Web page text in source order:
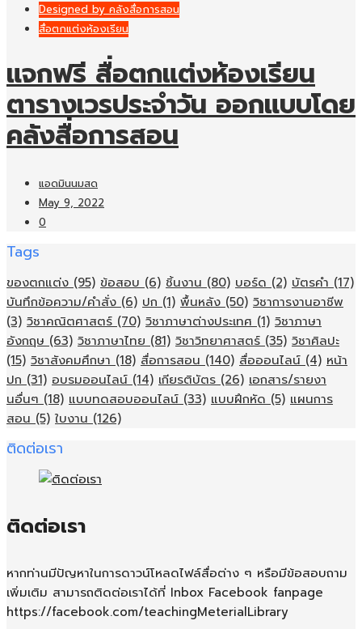
Designed by คลังสื่อการสอน
สื่อตกแต่งห้องเรียน
แจกฟรี สื่อตกแต่งห้องเรียน
ตารางเวรประจำวัน ออกแบบโดย
คลังสื่อการสอน
แอดมินนมสด
May 9, 2022
0
Tags
ของตกแต่ง (95) ข้อสอบ (6) ชิ้นงาน (80) บอร์ด (2) บัตรคำ (17)
บันทึกข้อความ/คำสั่ง (6) ปก (1) พื้นหลัง (50) วิชาการงานอาชีพ
(3) วิชาคณิตศาสตร์ (70) วิชาภาษาต่างประเทศ (1) วิชาภาษา
อังกฤษ (63) วิชาภาษาไทย (81) วิชาวิทยาศาสตร์ (35) วิชาศิลปะ
(15) วิชาสังคมศึกษา (18) สื่อการสอน (140) สื่อออนไลน์ (4) หน้า
ปก (31) อบรมออนไลน์ (14) เกียรติบัตร (26) เอกสาร/รายงา
นอื่นๆ (18) แบบทดสอบออนไลน์ (33) แบบฝึกหัด (5) แผนการ
สอน (5) ใบงาน (126)
ติดต่อเรา
ติดต่อเรา
หากท่านมีปัญหาในการดาวน์โหลดไฟล์สื่อต่าง ๆ หรือมีข้อสอบถาม
เพิ่มเติม สามารถติดต่อเราได้ที่ Inbox Facebook fanpage
https://facebook.com/teachingMeterialLibrary